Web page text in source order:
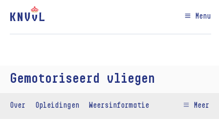
Menu
Gemotoriseerd vliegen
Over Opleidingen Weersinformatie Meer